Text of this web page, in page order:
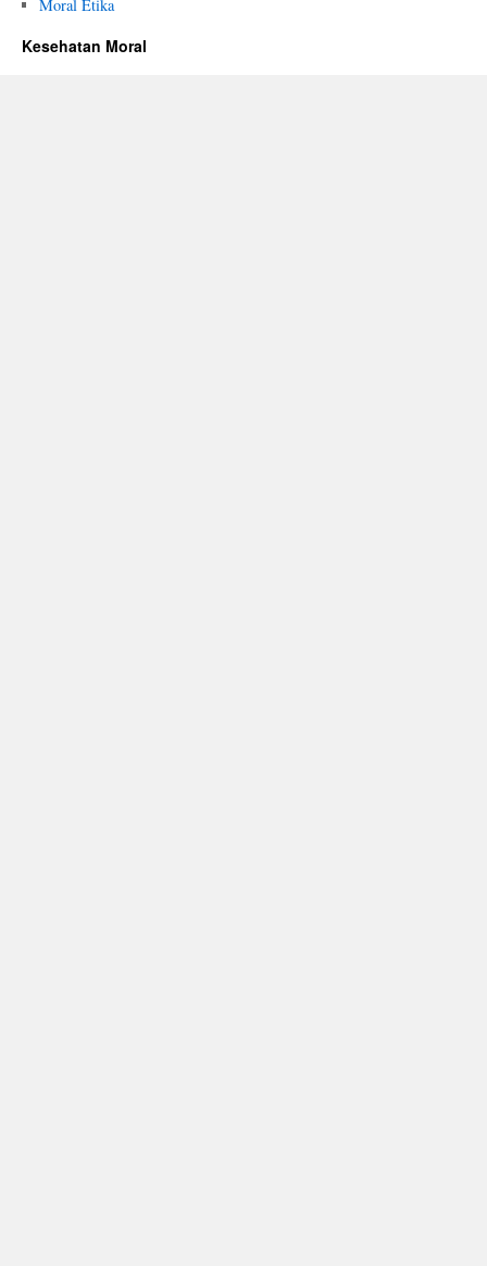
Moral Etika
Kesehatan Moral